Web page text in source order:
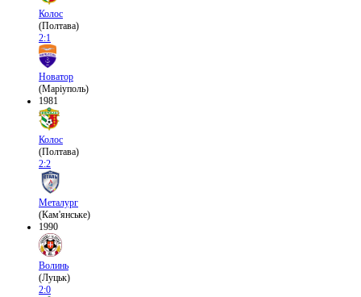
Колос
(Полтава)
2:1
Новатор
(Маріуполь)
1981
Колос
(Полтава)
2:2
Металург
(Кам'янське)
1990
Волинь
(Луцьк)
2:0